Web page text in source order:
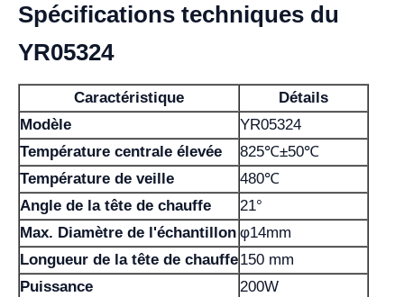
Spécifications techniques du
YR05324
Caractéristique
Détails
Modèle
YR05324
Température centrale élevée
825℃±50℃
Température de veille
480℃
Angle de la tête de chauffe
21°
Max. Diamètre de l'échantillon φ14mm
Longueur de la tête de chauffe150 mm
Puissance
200W